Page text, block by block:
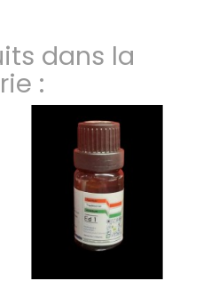
dans la
: